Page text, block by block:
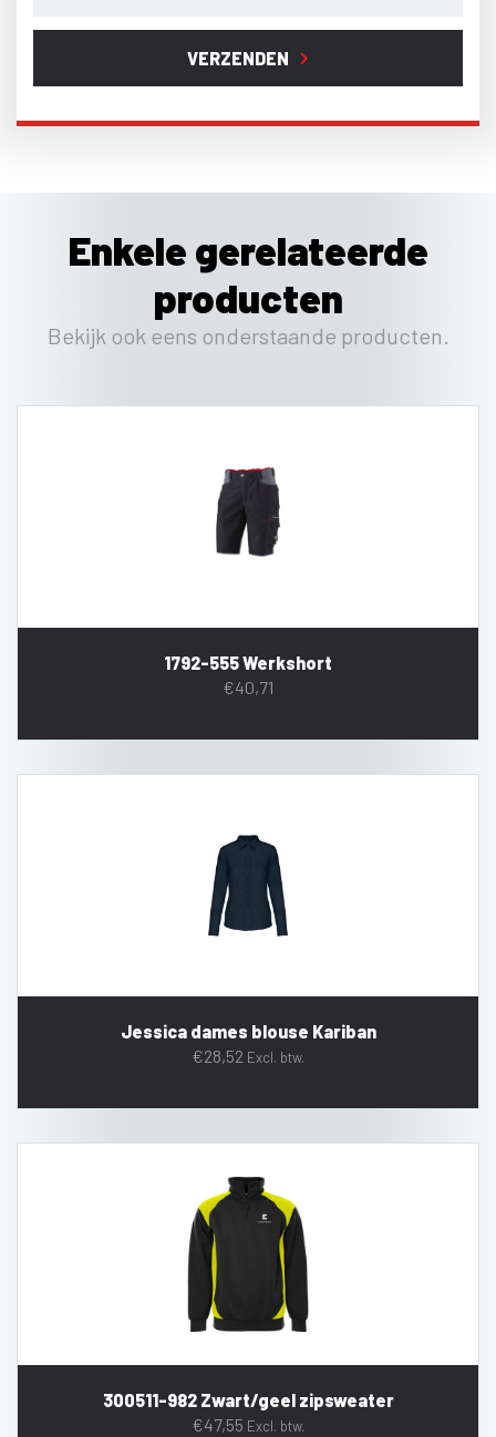
VERZENDEN
Enkele gerelateerde
producten
Bekijk ook eens onderstaande producten.
1792-555 Werkshort
€40,71
Jessica dames blouse Kariban
€28,52 Excl. btw.
300511-982 Zwart/geel zipsweater
€47,55 Excl. btw.